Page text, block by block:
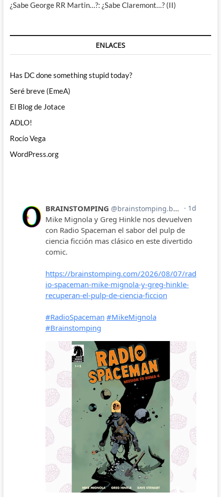
¿Sabe George RR Martin…?: ¿Sabe Claremont…? (II)
ENLACES
Has DC done something stupid today?
Seré breve (EmeA)
El Blog de Jotace
ADLO!
Rocío Vega
WordPress.org